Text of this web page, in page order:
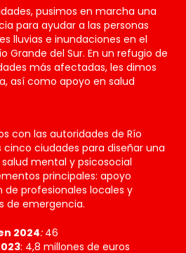
pusimos en marcha una
para ayudar a las personas
lluvias e inundaciones en el
Grande del Sur. En un refugio de
más afectadas, les dimos
así como apoyo en salud
con las autoridades de Río
cinco ciudades para diseñar una
mental y psicosocial
principales: apoyo
profesionales locales y
de emergencia.
2024: 46
: 4,8 millones de euros